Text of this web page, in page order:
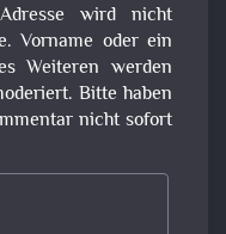
wird nicht
Vorname oder ein
Weiteren werden
Bitte haben
nicht sofort